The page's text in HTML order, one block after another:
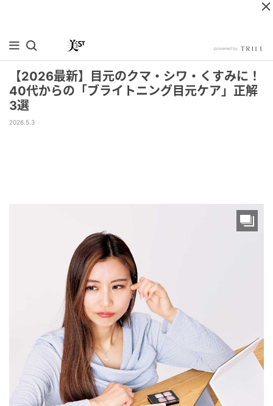
【2026最新】目元のクマ・シワ・くすみに！
40代からの「ブライトニング目元ケア」正解
3選
2026.5.3